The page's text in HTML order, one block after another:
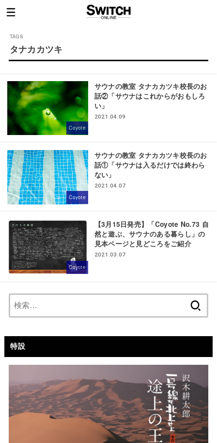
タナカカツキ
Coyote
サウナの教室 タナカカツキ校長のお
話②「サウナはこれからがおもしろ
い」
2021.04.09
Coyote
サウナの教室 タナカカツキ校長のお
話①「サウナは入るだけでは終わら
ない」
2021.04.07
Coyote
【3月15日発売】「Coyote No.73 自
然と遊ぶ、サウナのある暮らし」の
見本ページと見どころをご紹介
2021.03.07
特設